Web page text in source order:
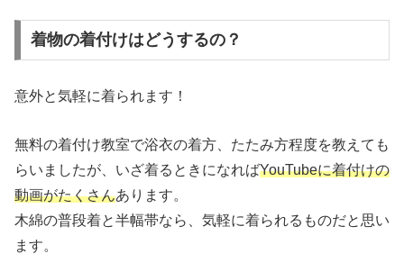
着物の着付けはどうするの？
意外と気軽に着られます！
無料の着付け教室で浴衣の着方、たたみ方程度を教えても
らいましたが、いざ着るときになればYouTubeに着付けの
動画がたくさんあります。
木綿の普段着と半幅帯なら、気軽に着られるものだと思い
ます。